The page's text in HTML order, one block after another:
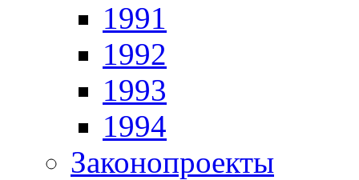
1991
1992
1993
1994
Законопроекты